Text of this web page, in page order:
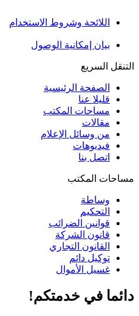
اللائحة وشروط الاستخدام
بيان إمكانية الوصول
التنقل السريع
الصفحة الرئيسية
قليلا عنا
مساحات المكتب
مقالات
من وسائل الإعلام
فيديوهات
اتصل بنا
مساحات المكتب
وساطة
التحكيم
قوانين الضرائب
قانون الشركة
القانون التجاري
توكيل دائم
غسيل الأموال
دائما في خدمتكم!